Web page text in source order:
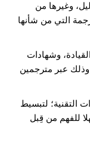
وغيرها من
التي من شأنها
وشهادات
وذلك عبر مترجمين
التقنية؛ لتبسيط
للفهم من قِبل